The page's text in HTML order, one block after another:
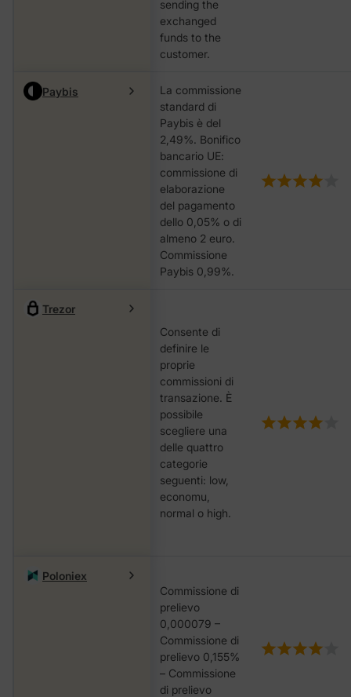
sending the
exchanged
funds to the
customer.
Paybis
La commissione
standard di
Paybis è del
2,49%. Bonifico
bancario UE:
commissione di
elaborazione
del pagamento
dello 0,05% o di
almeno 2 euro.
Commissione
Paybis 0,99%.
Trezor
Consente di
definire le
proprie
commissioni di
transazione. È
possibile
scegliere una
delle quattro
categorie
seguenti: low,
economu,
nоrmаl o hіgh.
Poloniex
Commissione di
prelievo
0,000079 –
Commissione di
prelievo 0,155%
– Commissione
di prelievo